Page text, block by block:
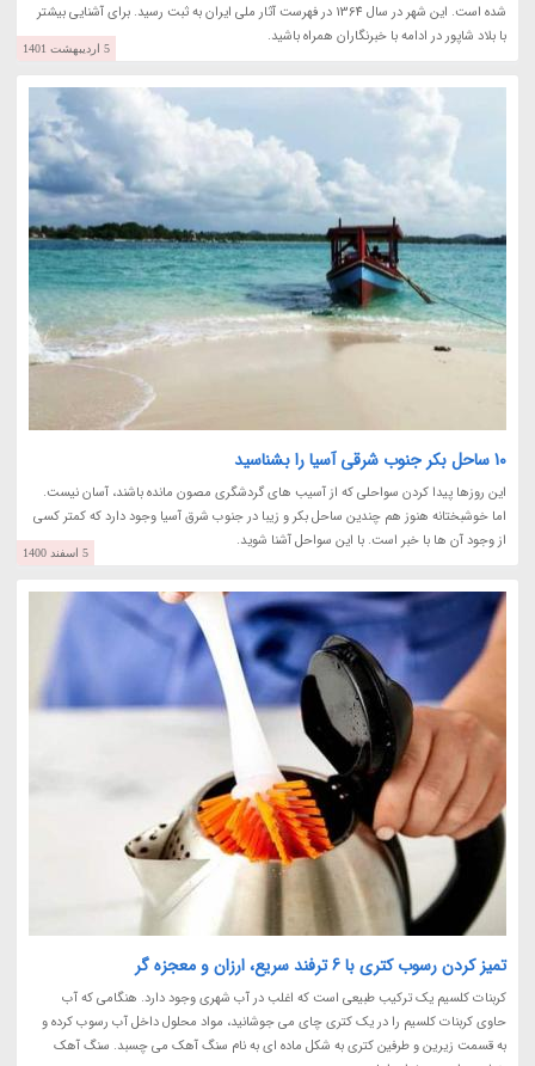
شده است. این شهر در سال 1364 در فهرست آثار ملی ایران به ثبت رسید. برای آشنایی بیشتر
با بلاد شاپور در ادامه با خبرنگاران همراه باشید.
5 اردیبهشت 1401
10 ساحل بکر جنوب شرقی آسیا را بشناسید
این روزها پیدا کردن سواحلی که از آسیب های گردشگری مصون مانده باشند، آسان نیست.
اما خوشبختانه هنوز هم چندین ساحل بکر و زیبا در جنوب شرق آسیا وجود دارد که کمتر کسی
از وجود آن ها با خبر است. با این سواحل آشنا شوید.
5 اسفند 1400
تمیز کردن رسوب کتری با 6 ترفند سریع، ارزان و معجزه گر
کربنات کلسیم یک ترکیب طبیعی است که اغلب در آب شهری وجود دارد. هنگامی که آب
حاوی کربنات کلسیم را در یک کتری چای می جوشانید، مواد محلول داخل آب رسوب کرده و
به قسمت زیرین و طرفین کتری به شکل ماده ای به نام سنگ آهک می چسبد. سنگ آهک